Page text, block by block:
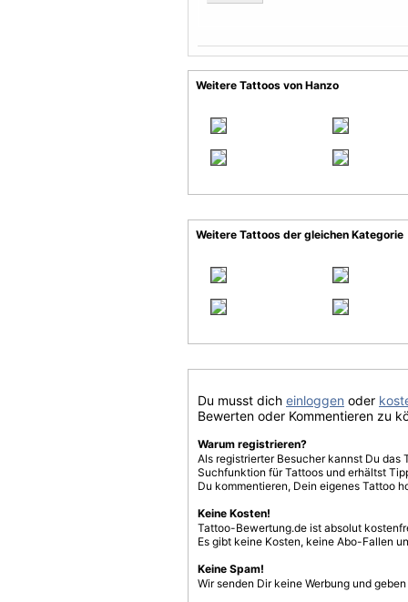
Weitere Tattoos von Hanzo
Weitere Tattoos der gleichen Kategorie
Du musst dich einloggen oder
Bewerten oder Kommentieren zu
Warum registrieren?
Als registrierter Besucher kannst Du
Suchfunktion für Tattoos und erhältst
Du kommentieren, Dein eigenes Tattoo
Keine Kosten!
Tattoo-Bewertung.de ist absolut
Es gibt keine Kosten, keine Abo-Fallen
Keine Spam!
Wir senden Dir keine Werbung und